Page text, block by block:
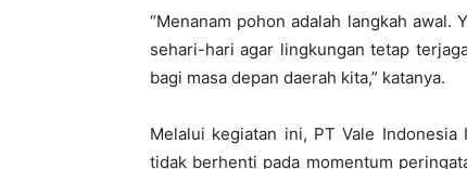
“Menanam pohon adalah langkah awal.
sehari-hari agar lingkungan tetap
bagi masa depan daerah kita,” katanya.
Melalui kegiatan ini, PT Vale Indonesia
tidak berhenti pada momentum